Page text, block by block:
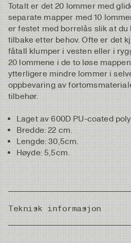
Totalt er det 20 lommer med
separate mapper med 10
er festet med borrelås slik at du
tilbake etter behov. Ofte er det
fåtall klumper i vesten eller i
20 lommene i de to løse
ytterligere mindre lommer i
oppbevaring av
tilbehør.
Laget av 600D PU-coated
Bredde: 22 cm.
Lengde: 30,5cm.
Høyde: 5,5cm.
Teknisk informasjon
Country of Origin